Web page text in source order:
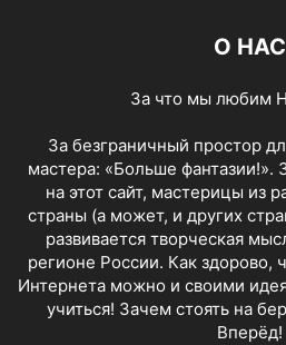
О НАС
За что мы любим
За безграничный простор
мастера: «Больше фантазии!».
на этот сайт, мастерицы из
страны (а может, и других
развивается творческая
регионе России. Как здорово,
Интернета можно и своими
учиться! Зачем стоять на
Вперёд!